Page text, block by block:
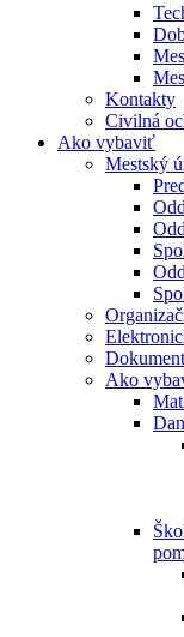
Kontakty
Civilná
Ako vybaviť
Mestský
Ako